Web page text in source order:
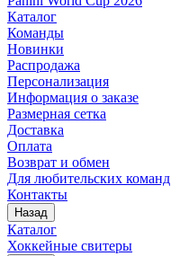
Каталог
Команды
Новинки
Распродажа
Персонализация
Информация о заказе
Размерная сетка
Доставка
Оплата
Возврат и обмен
Для любительских команд
Контакты
Назад
Каталог
Хоккейные свитеры